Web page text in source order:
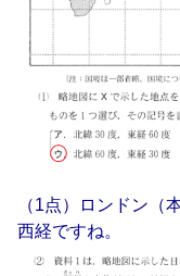
（1点）ロンドン（
西経ですね。